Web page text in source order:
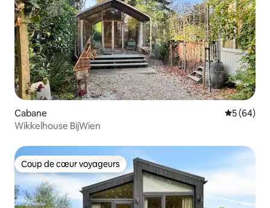
Cabane
5 (64)
Wikkelhouse BijWien
Coup de cœur voyageurs
Coup de cœur voyageurs